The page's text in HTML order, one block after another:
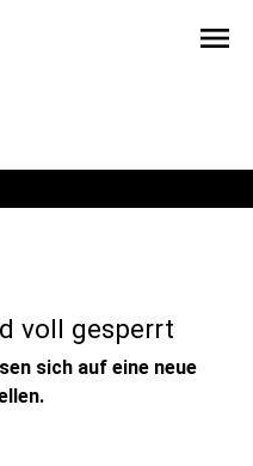
menu
voll gesperrt
sich auf eine neue